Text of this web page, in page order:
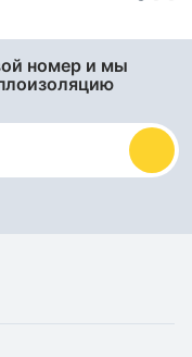
номер и мы